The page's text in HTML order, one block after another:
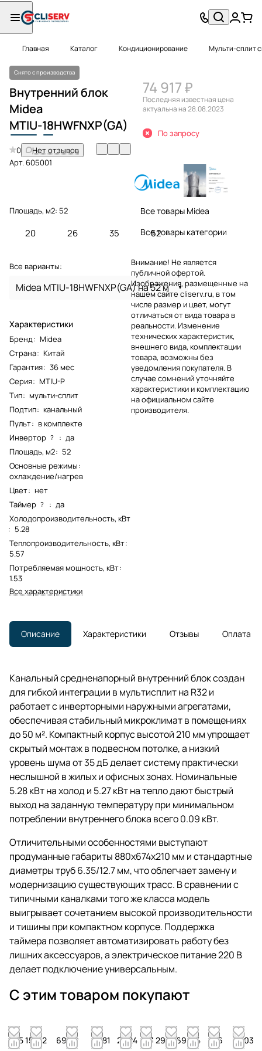
Главная Каталог Кондиционирование Мульти-сплит
Снято с производства
Внутренний блок
Midea
MTIU-18HWFNXP(GA)
0
Нет отзывов
Арт.605001
Площадь, м2: 52
20 26 35 52
Все варианты:
Midea MTIU-18HWFNXP(GA) на 52 м
Характеристики
Бренд: Midea
Страна: Китай
Гарантия: 36 мес
Серия: MTIU-P
Тип: мульти-сплит
Подтип: канальный
Пульт: в комплекте
Инвертор ? : да
Площадь, м2: 52
Основные режимы:
охлаждение/нагрев
Цвет: нет
Таймер ? : да
Холодопроизводительность, кВт
: 5.28
Теплопроизводительность, кВт:
5.57
Потребляемая мощность, кВт:
1.53
Все характеристики
74 917 ₽
Последняя известная цена
актуальна на 28.08.2023
По запросу
Все товары Midea
Все товары категории
Внимание! Не является
публичной офертой.
Изображения, размещенные на
нашем сайте cliserv.ru, в том
числе размер и цвет, могут
отличаться от вида товара в
реальности. Изменение
технических характеристик,
внешнего вида, комплектации
товара, возможны без
уведомления покупателя. В
случае сомнений уточняйте
характеристики и комплектацию
на официальном сайте
производителя.
Описание Характеристики Отзывы Оплата
Канальный средненапорный внутренний блок создан
для гибкой интеграции в мультисплит на R32 и
работает с инверторными наружными агрегатами,
обеспечивая стабильный микроклимат в помещениях
до 50 м². Компактный корпус высотой 210 мм упрощает
скрытый монтаж в подвесном потолке, а низкий
уровень шума от 35 дБ делает систему практически
неслышной в жилых и офисных зонах. Номинальные
5.28 кВт на холод и 5.27 кВт на тепло дают быстрый
выход на заданную температуру при минимальном
потреблении внутреннего блока всего 0.09 кВт.
Отличительными особенностями выступают
продуманные габариты 880x674x210 мм и стандартные
диаметры труб 6.35/12.7 мм, что облегчает замену и
модернизацию существующих трасс. В сравнении с
типичными каналками того же класса модель
выигрывает сочетанием высокой производительности
и тишины при компактном корпусе. Поддержка
таймера позволяет автоматизировать работу без
лишних аксессуаров, а электрическое питание 220 В
делает подключение универсальным.
С этим товаром покупают
15 159122
690 ₽
4 781
2 524
13 2931 569 44
26
4 103